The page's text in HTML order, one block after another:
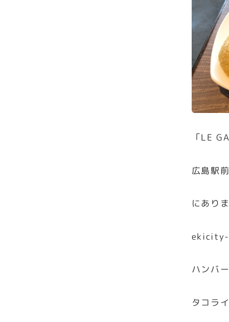
「LE
広島駅
にあり
ハンバ
タコラ